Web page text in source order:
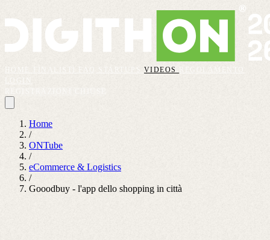
VIDEOS
REGOLAMENTO
Home
/
ONTube
/
eCommerce & Logistics
/
Gooodbuy - l'app dello shopping in città